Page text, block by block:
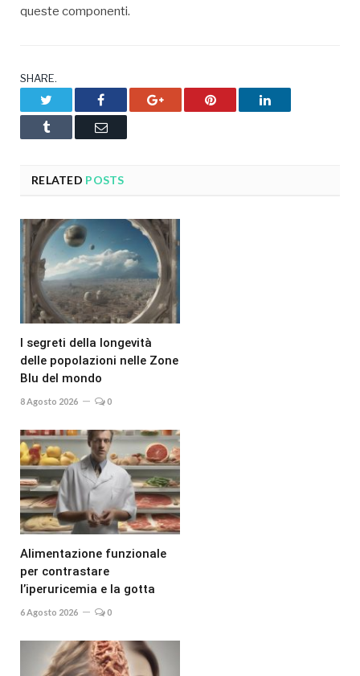
queste componenti.
SHARE.
Facebook Google+ Pinterest LinkedIn
Tumblr Email
RELATED POSTS
I segreti della longevità
delle popolazioni nelle Zone
Blu del mondo
8 Agosto 2026 0
Alimentazione funzionale
per contrastare
l’iperuricemia e la gotta
6 Agosto 2026 0